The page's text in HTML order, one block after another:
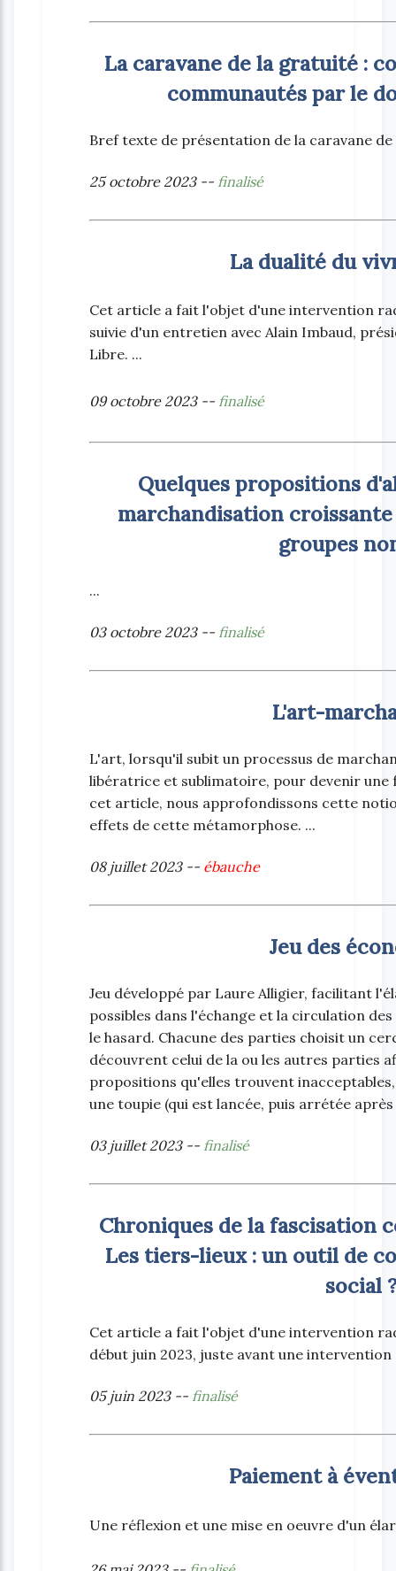
La caravane de la gratuité :
communautés par le
Bref texte de présentation de la caravane
25 octobre 2023 -- finalisé
La dualité du
Cet article a fait l'objet d'une intervention
suivie d'un entretien avec Alain Imbaud,
Libre. ...
09 octobre 2023 -- finalisé
Quelques propositions
marchandisation
groupes
...
03 octobre 2023 -- finalisé
L'art-
L'art, lorsqu'il subit un processus de
libératrice et sublimatoire, pour devenir
cet article, nous approfondissons cette
effets de cette métamorphose. ...
08 juillet 2023 -- ébauche
Jeu des
Jeu développé par Laure Alligier, facilitant
possibles dans l'échange et la circulation
le hasard. Chacune des parties choisit un
découvrent celui de la ou les autres parties
propositions qu'elles trouvent
une toupie (qui est lancée, puis arrétée
03 juillet 2023 -- finalisé
Chroniques de la fascisation
Les tiers-lieux : un outil de
social
Cet article a fait l'objet d'une intervention
début juin 2023, juste avant une intervention
05 juin 2023 -- finalisé
Paiement à
Une réflexion et une mise en oeuvre d'un